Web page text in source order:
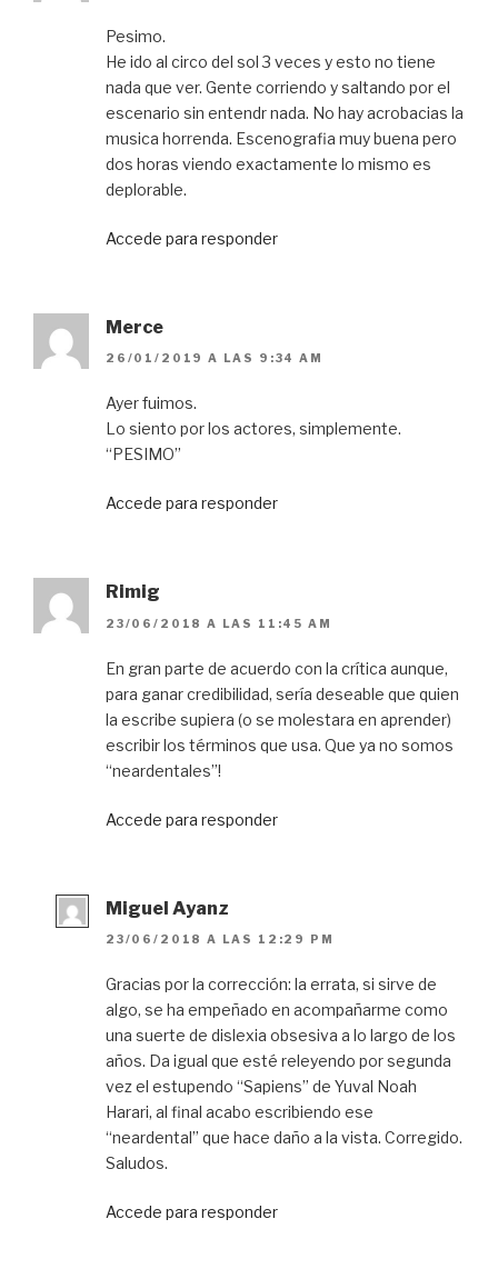
Pesimo.
He ido al circo del sol 3 veces y esto no tiene
nada que ver. Gente corriendo y saltando por el
escenario sin entendr nada. No hay acrobacias la
musica horrenda. Escenografia muy buena pero
dos horas viendo exactamente lo mismo es
deplorable.
Accede para responder
Merce
26/01/2019 A LAS 9:34 AM
Ayer fuimos.
Lo siento por los actores, simplemente.
“PESIMO”
Accede para responder
Rimig
23/06/2018 A LAS 11:45 AM
En gran parte de acuerdo con la crítica aunque,
para ganar credibilidad, sería deseable que quien
la escribe supiera (o se molestara en aprender)
escribir los términos que usa. Que ya no somos
“neardentales”!
Accede para responder
Miguel Ayanz
23/06/2018 A LAS 12:29 PM
Gracias por la corrección: la errata, si sirve de
algo, se ha empeñado en acompañarme como
una suerte de dislexia obsesiva a lo largo de los
años. Da igual que esté releyendo por segunda
vez el estupendo “Sapiens” de Yuval Noah
Harari, al final acabo escribiendo ese
“neardental” que hace daño a la vista. Corregido.
Saludos.
Accede para responder